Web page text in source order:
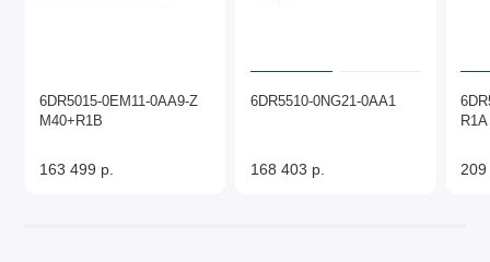
6DR5015-0EM11-0AA9-Z
M40+R1B
163 499 р.
6DR5510-0NG21-0AA1
168 403 р.
R1A